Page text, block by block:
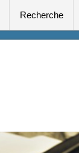
Recherche